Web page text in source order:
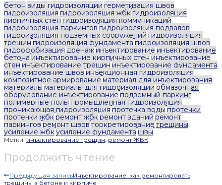
бетон виды гидроизоляции герметизация швов
гидроизоляция гидроизоляция жбк гидроизоляция
кирпичных стен гидроизоляция коммуникаций
гидроизоляция паркингов гидроизоляция подвалов
гидроизоляция подземных сооружений гидроизоляция
трещин гидроизоляция фундамента гидроизоляция швов
гидрофобизация дренаж инъектирование инъектирование
бетона инъектирование кирпичных стен инъектирование
стен инъектирование трещин инъектирование фундамента
инъектирование швов инъекционная гидроизоляция
композитное армирование материал для инъектирования
материалы материалы для гидроизоляции обмазочная
оборудование инъектирование подземный паркинг
полимерные полы промышленная гидроизоляция
проникающая гидроизоляция протечка воды протечки
протечки жбкремонт жбкремонт зданий ремонт
паркингов ремонт швов торкретирование трещины
усиление жбкусиление фундамента швы
Метки: инъектирование трещин ремонт ЖБК
Продолжить чтение
Предыдущая записьИнъектирование: как ремонтировать
трещины в бетоне и кирпиче